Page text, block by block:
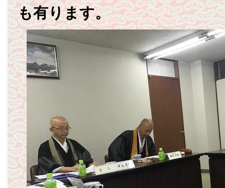
も有ります。